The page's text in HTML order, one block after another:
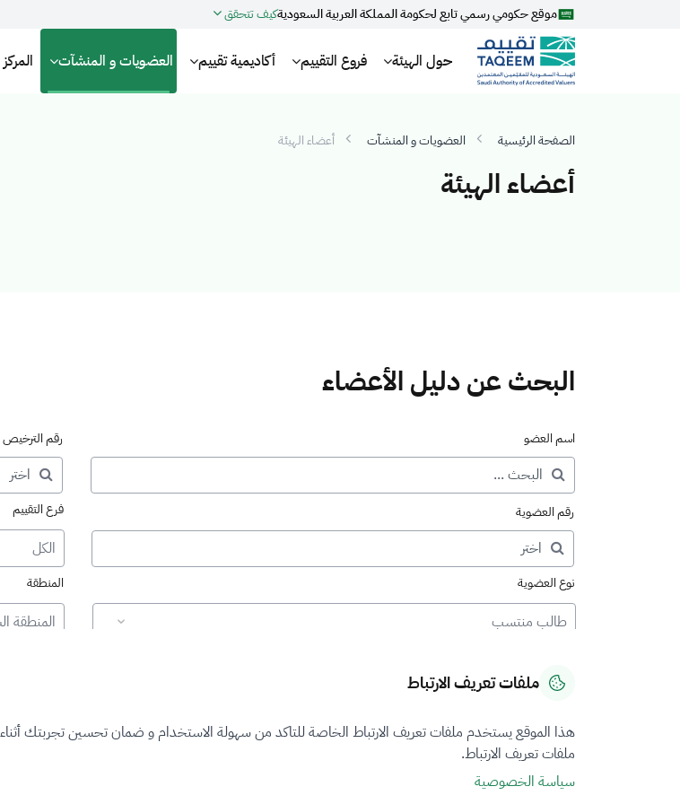
موقع حكومي رسمي تابع لحكومة المملكة العربية السعوديةكيف تتحقق
حول الهيئة فروع التقييم أكاديمية تقييم العضويات و المنشآت
الصفحة الرئيسية العضويات و المنشآت أعضاء الهيئة
أعضاء الهيئة
البحث عن دليل الأعضاء
اسم العضو رقم الترخيص
رقم العضوية فرع التقييم
الكل
نوع العضوية
طالب منتسب
المنطقة
المنطقة
ملفات تعريف الارتباط
هذا الموقع يستخدم ملفات تعريف الارتباط الخاصة للتاكد من سهولة الاستخدام و ضمان تحسين تجربتك
ملفات تعريف الارتباط.
سياسة الخصوصية